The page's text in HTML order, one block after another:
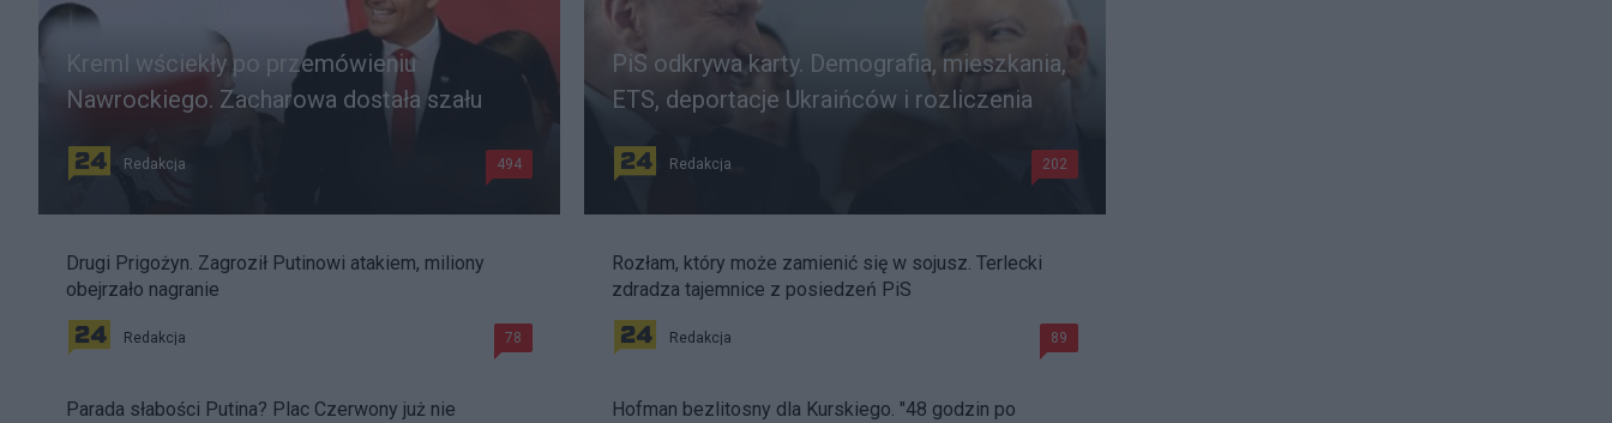
Kreml wściekły po przemówieniu
Nawrockiego. Zacharowa dostała szału
Redakcja 494
Drugi Prigożyn. Zagroził Putinowi atakiem, miliony
obejrzało nagranie
Redakcja 78
Parada słabości Putina? Plac Czerwony już nie
PiS odkrywa karty. Demografia, mieszkania,
ETS, deportacje Ukraińców i rozliczenia
Redakcja 202
Rozłam, który może zamienić się w sojusz. Terlecki
zdradza tajemnice z posiedzeń PiS
Redakcja 89
Hofman bezlitosny dla Kurskiego. "48 godzin po